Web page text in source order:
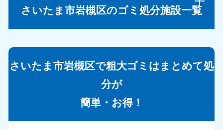
さいたま市岩槻区のゴミ処分施設一覧
さいたま市岩槻区で粗大ゴミはまとめて処
分が
簡単・お得！